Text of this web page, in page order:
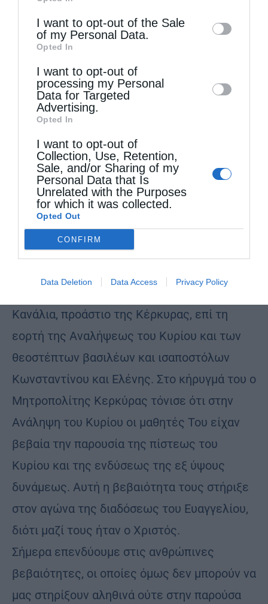
information may also be disclosed by us to
third parties on theIAB’s List of
Downstream Participants
disclose it to other third parties.
I want to opt-out of the Sale
of my Personal Data.
Opted In
I want to opt-out of
processing my Personal
Data for Targeted
Advertising.
Opted In
I want to opt-out of
Collection, Use, Retention,
Sale, and/or Sharing of my
Personal Data that Is
Unrelated with the Purposes
for which it was collected.
Opted Out
CONFIRM
Data Deletion Data Access Privacy Policy
υπόλοιπες εκδηλώσεις: την επίσημη τελετή
στο Παλάτι των Αγίων Γεωργίου και Μιχαήλ,
την επιμνημόσυνη δέηση, την οποία τέλεσε ο
Μητροπολίτης Κερκύρας στο Μνημείο της
Ενώσεως, την μαθητική και στρατιωτική
παρέλαση με την συμμετοχή ελικοπτέρων
του Στρατού Ξηράς και αεροσκάφους της
ομάδας ΖΕΥΣ, και το επίσημο γεύμα. Σε όλες
τις εκδηλώσεις συμμετείχε και ο
Μητροπολίτης Κερκύρας.
Το πρωί της 21ης Μαΐου 2026, ο κ.
Κανάλια, προάστιο της Κέρκυρας, επί τη
εορτή της Αναλήψεως του Κυρίου και των
θεοστέπτων βασιλέων και ισαποστόλων
Κωνσταντίνου και Ελένης. Στο κήρυγμά του ο
Μητροπολίτης Κερκύρας τόνισε ότι στην
Ανάληψη του Κυρίου οι μαθητές Του είχαν
βεβαία την παρουσία της πίστεως του
Κυρίου και της ενδύσεως της εξ ύψους
δυνάμεως. Αυτή η βεβαιότητα τους στήριξε
στον αγώνα της διαδόσεως του Ευαγγελίου,
διότι μαζί τους ήταν ο Χριστός.
Σήμερα επενδύουμε στις ανθρώπινες
βεβαιότητες, οι οποίες όμως δεν μπορούν να
μας στηρίξουν αληθινά ούτε στην παρούσα